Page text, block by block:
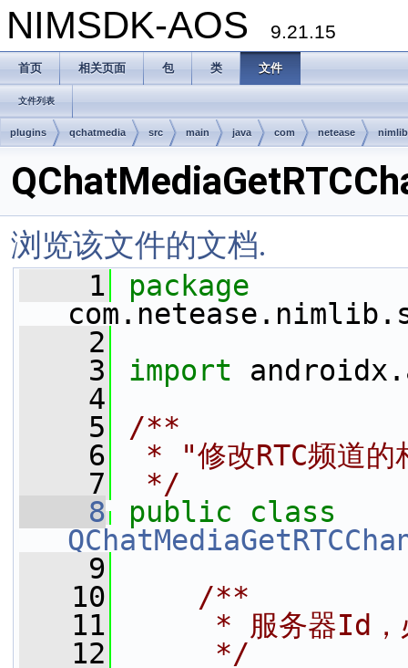
NIMSDK-AOS 9.21.15
首页 相关页面 包 类 文件
文件列表
plugins qchatmedia src main java com netease nimlib
浏览该文件的文档.
    1
    2
    3
import
    4
    5
/**
    6
* "修改RTC频道的
    7
*/
    8
public
    9
   10
    /**
   11
* 服务器Id，
   12
     */